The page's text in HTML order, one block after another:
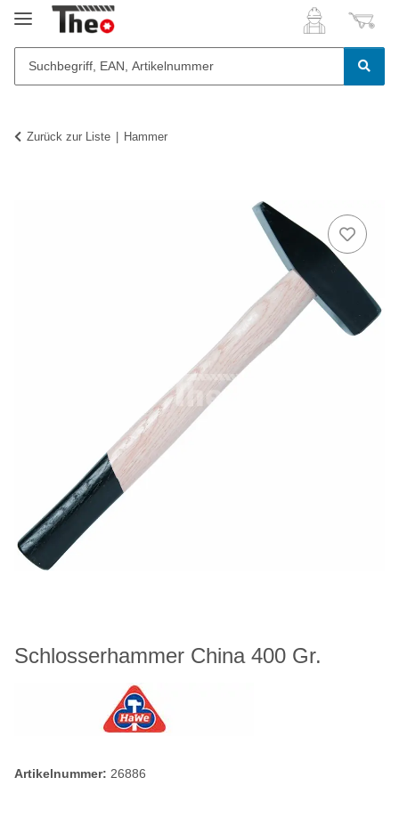
Zurück zur Liste Hammer
Schlosserhammer China 400 Gr.
Artikelnummer: 26886